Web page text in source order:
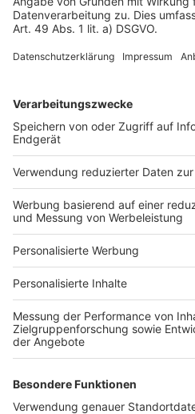
Impressum
Services
Bauprojekt-Quiz
Häuser-Suche
Hausanbieter-Suche
Bauprojekt-Profil
Für Unternehmen
Ihre Baufirma auf bauen.de
Kostenloses Infogespräch